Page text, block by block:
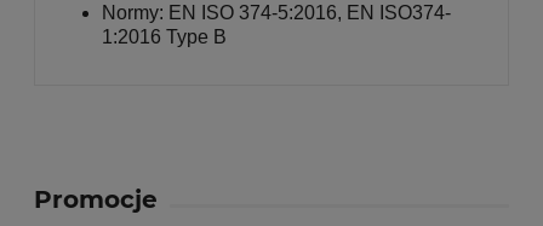
Normy: EN ISO 374-5:2016, EN ISO374-
1:2016 Type B
Promocje